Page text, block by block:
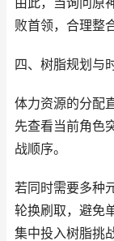
败首领，合理整
四、树脂规划与
体力资源的分配
先查看当前角色
战顺序。
若同时需要多种
轮换刷取，避免
集中投入树脂挑